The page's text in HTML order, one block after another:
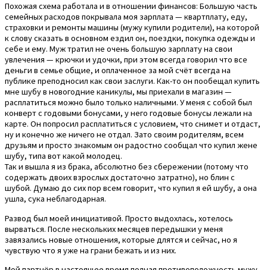
Похожая схема работала и в отношении финансов: Большую часть
семейных расходов покрывала моя зарплата — квартплату, еду,
страховки и ремонты машины (мужу купили родители), на которой
к слову сказать в основном ездил он, поездки, покупка одежды и
себе и ему. Муж тратил не очень большую зарплату на свои
увлечения — крючки и удочки, при этом всегда говорил что все
деньги в семье общие, и оплаченное за мой счёт всегда на
публике преподносил как свои заслуги. Как-то он пообещал купить
мне шубу в новогодние каникулы, мы приехали в магазин —
расплатиться можно было только наличными. У меня с собой был
конверт с годовыми бонусами, у него годовые бонусы лежали на
карте. Он попросил расплатиться с условием, что снимет и отдаст,
ну и конечно же ничего не отдал. Зато своим родителям, всем
друзьям и просто знакомым он радостно сообщал что купил жене
шубу, типа вот какой молодец.
Так и вышла я из брака, абсолютно без сбережении (потому что
содержать двоих взрослых достаточно затратно), но блин с
шубой. Думаю до сих пор всем говорит, что купил я ей шубу, а она
ушла, сука неблагодарная.
Развод был моей инициативой. Просто выдохлась, хотелось
вырваться. После нескольких месяцев передышки у меня
завязались новые отношения, которые длятся и сейчас, но я
чувствую что я уже на грани бежать и из них.